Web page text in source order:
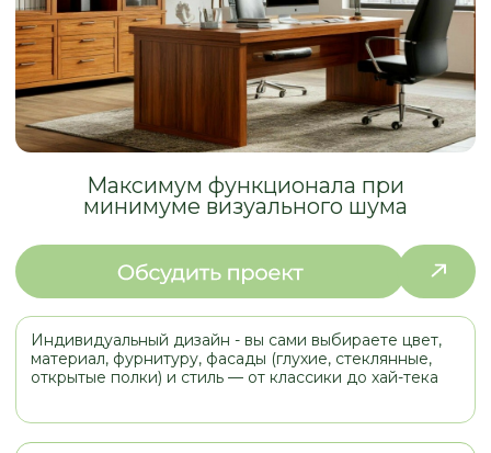
Экологичность и качество - вы сами выбираете
материалы (массив дерева, ЛДСП класса Е0, МДФ) и
контролируете качество сборки
Функциональность под ваши нужды: ящики,
открытые и закрытые секции, полки под книги или
под винил. - всё продумывается на этапе проекта
Индивидуальный дизайн - вы сами выбираете цвет,
материал, фурнитуру, фасады (глухие, стеклянные,
открытые полки) и стиль — от классики до хай-тека
Используем каждый сантиметр - вписываем
шкафы в ниши, эркеры, мансарды или комнаты с
неровными стенами
минимуме визуального шума